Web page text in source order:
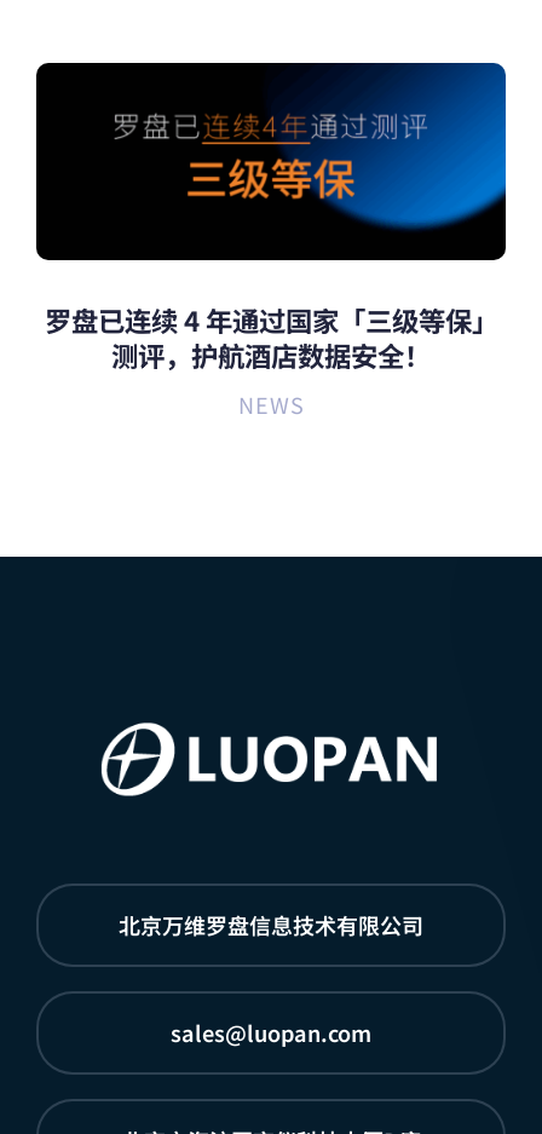
罗盘已连续 4 年通过国家「三级等保」
测评，护航酒店数据安全！
NEWS
北京万维罗盘信息技术有限公司
sales@luopan.com